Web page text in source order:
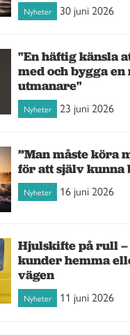
Nyheter 30 juni 2026
"En häftig känsla
med och bygga en
utmanare"
Nyheter 23 juni 2026
”Man måste köra
för att själv kunna
Nyheter 16 juni 2026
Hjulskifte på rull
kunder hemma
vägen
Nyheter 11 juni 2026